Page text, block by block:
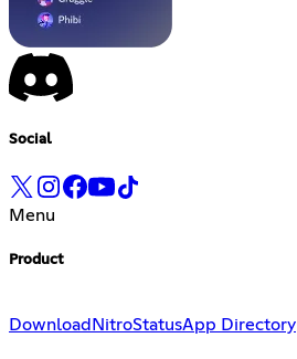
Social
Menu
Product
Download NitroStatusApp Directory